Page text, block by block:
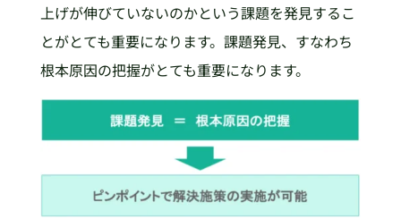
上げが伸びていないのかという課題を発見するこ
とがとても重要になります。課題発見、すなわち
根本原因の把握がとても重要になります。